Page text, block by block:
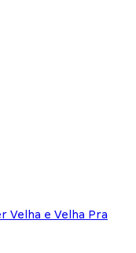
Velha e Velha Pra